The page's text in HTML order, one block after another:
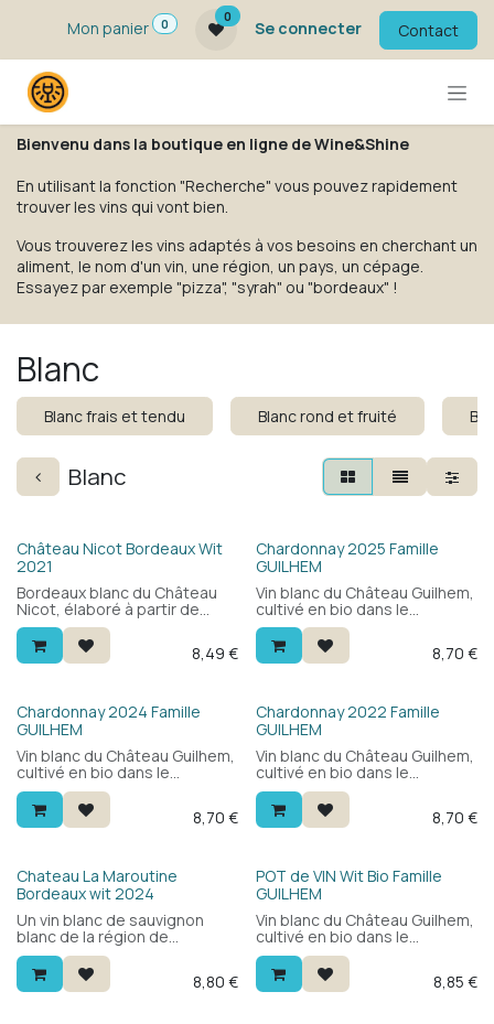
Se rendre au contenu
Mon panier
0
0
Se connecter Contact
Bienvenu dans la boutique en ligne de Wine&Shine
En utilisant la fonction "Recherche" vous pouvez rapidement
trouver les vins qui vont bien.
Vous trouverez les vins adaptés à vos besoins en cherchant un
aliment, le nom d'un vin, une région, un pays, un cépage.
Essayez par exemple "pizza", "syrah" ou "bordeaux" !
Blanc
Blanc frais et tendu Blanc rond et fruité
Blanc
Château Nicot Bordeaux Wit
2021
Bordeaux blanc du Château
Nicot, élaboré à partir de
sauvignon blanc. Léger, frais
et fin, avec une belle finesse.
Un bordeaux blanc séduisant
8,49 €
Chardonnay 2025 Famille
GUILHEM
Vin blanc du Château Guilhem,
cultivé en bio dans le
Languedoc. 100% chardonnay
: frais et fruité, accessible et
polyvalent. Agréable en
rapport qualité-prix.
8,70 €
Chardonnay 2024 Famille
GUILHEM
Vin blanc du Château Guilhem,
cultivé en bio dans le
Languedoc. 100% chardonnay
: frais et fruité, accessible et
polyvalent. Agréable en
rapport qualité-prix.
8,70 €
Chardonnay 2022 Famille
GUILHEM
Vin blanc du Château Guilhem,
cultivé en bio dans le
Languedoc. 100% chardonnay
: frais et fruité, accessible et
polyvalent. Agréable en
rapport qualité-prix.
8,70 €
Chateau La Maroutine
Bordeaux wit 2024
Un vin blanc de sauvignon
blanc de la région de
Bordeaux. Avantageux et
délicieux. Un vin que vous
pouvez déguster aussi bien
8,80 €
Bio
POT de VIN Wit Bio Famille
GUILHEM
Vin blanc du Château Guilhem,
cultivé en bio dans le
Languedoc. 100%
chardonnay, élaboré sans
bois : frais et fruité, avec des
8,85 €